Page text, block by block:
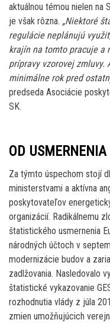
aktuálnou témou nielen na
je však rôzna. „Niektoré
regulácie neplánujú
krajín na tomto pracuje a
prípravy vzorovej zmluvy.
minimálne rok pred
predseda Asociácie
SK.
OD
Za týmto úspechom stojí
ministerstvami a aktívna
poskytovateľov
organizácií. Radikálnemu
štatistického usmernenia
národných účtoch v
modernizácie budov a
zadlžovania. Nasledovalo
štatistické vykazovanie
rozhodnutia vlády z júla
zmien umožňujúcich